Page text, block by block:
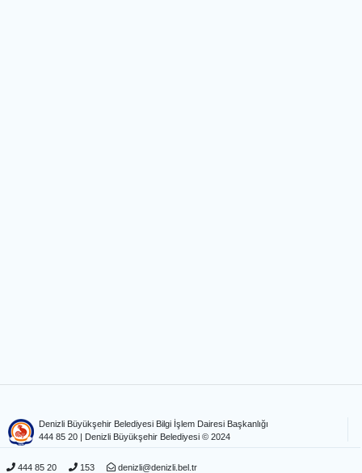
Denizli Büyükşehir Belediyesi Bilgi İşlem Dairesi Başkanlığı
444 85 20 | Denizli Büyükşehir Belediyesi © 2024
444 85 20 153 denizli@denizli.bel.tr